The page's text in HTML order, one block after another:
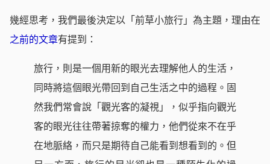
幾經思考，我們最後決定以「前草小旅行」為主題，理由在
之前的文章有提到：
旅行，則是一個用新的眼光去理解他人的生活，
同時將這個眼光帶回到自己生活之中的過程。固
然我們常會說「觀光客的凝視」，似乎指向觀光
客的眼光往往帶著掠奪的權力，他們從來不在乎
在地脈絡，而只是期待自己能看到想看到的。但